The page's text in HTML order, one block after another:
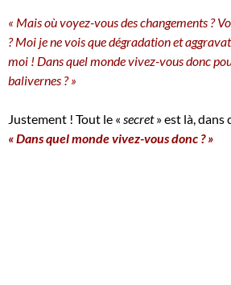
« Mais où voyez-vous des changements ?
? Moi je ne vois que dégradation et
moi ! Dans quel monde vivez-vous donc
balivernes ? »
Justement ! Tout le « secret» est là, dans
« Dans quel monde vivez-vous donc ? »